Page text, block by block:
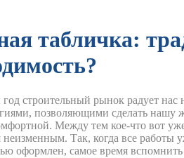
табличка:
строительный рынок радует нас
позволяющими сделать нашу
Между тем кое-что вот
неизменным. Так, когда все работы
оформлен, самое время вспомнить